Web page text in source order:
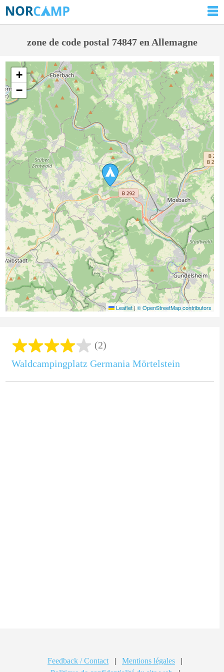
zone de code postal 74847 en Allemagne
+
−
Leaflet | © OpenStreetMap contributors
(2)
Waldcampingplatz Germania Mörtelstein
Feedback / Contact | Mentions légales
|